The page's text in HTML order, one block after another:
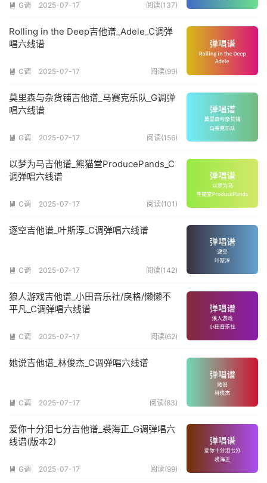
 G调 2025-07-17 阅读(137)
Rolling in the Deep吉他谱_Adele_C调弹
唱六线谱
 C调 2025-07-17 阅读(99)
莫里森与杂货铺吉他谱_马赛克乐队_G调弹
唱六线谱
 G调 2025-07-17 阅读(156)
以梦为马吉他谱_熊猫堂ProducePands_C
调弹唱六线谱
 C调 2025-07-17 阅读(101)
逐空吉他谱_叶斯淳_C调弹唱六线谱
 C调 2025-07-17 阅读(142)
狼人游戏吉他谱_小田音乐社/戾格/懒懒不
平凡_C调弹唱六线谱
 C调 2025-07-17 阅读(62)
她说吉他谱_林俊杰_C调弹唱六线谱
 C调 2025-07-17 阅读(83)
爱你十分泪七分吉他谱_裘海正_G调弹唱六
线谱(版本2)
 G调 2025-07-17 阅读(99)